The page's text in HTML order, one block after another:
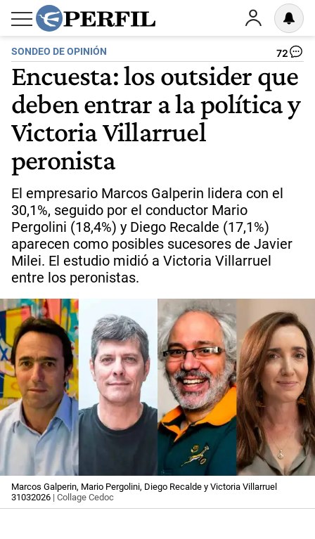
SONDEO DE OPINIÓN 72
Encuesta: los outsider que
deben entrar a la política y
Victoria Villarruel
peronista
El empresario Marcos Galperin lidera con el
30,1%, seguido por el conductor Mario
Pergolini (18,4%) y Diego Recalde (17,1%)
aparecen como posibles sucesores de Javier
Milei. El estudio midió a Victoria Villarruel
entre los peronistas.
Marcos Galperin, Mario Pergolini, Diego Recalde y Victoria Villarruel
31032026 | Collage Cedoc